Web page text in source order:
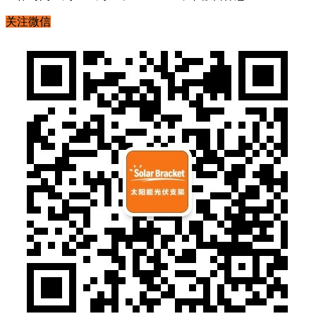
关注微信